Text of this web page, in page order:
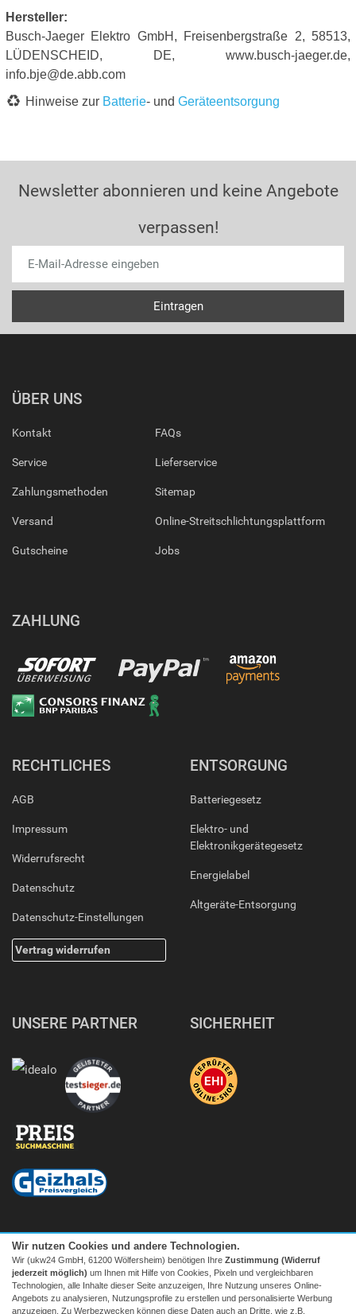
Hersteller:
Busch-Jaeger Elektro GmbH, Freisenbergstraße 2, 58513,
LÜDENSCHEID, DE, www.busch-jaeger.de,
info.bje@de.abb.com
Hinweise zur Batterie- und Geräteentsorgung
Newsletter abonnieren und keine Angebote
verpassen!
ÜBER UNS
Kontakt
Service
Zahlungsmethoden
Versand
Gutscheine
FAQs
Lieferservice
Sitemap
Online-Streitschlichtungsplattform
Jobs
ZAHLUNG
RECHTLICHES
AGB
Impressum
Widerrufsrecht
Datenschutz
Datenschutz-Einstellungen
Vertrag widerrufen
ENTSORGUNG
Batteriegesetz
Elektro- und
Elektronikgerätegesetz
Energielabel
Altgeräte-Entsorgung
UNSERE PARTNER SICHERHEIT
Wir nutzen Cookies und andere Technologien.
Wir (ukw24 GmbH, 61200 Wölfersheim) benötigen Ihre Zustimmung (Widerruf
jederzeit möglich) um Ihnen mit Hilfe von Cookies, Pixeln und vergleichbaren
Technologien, alle Inhalte dieser Seite anzuzeigen, Ihre Nutzung unseres Online-
Angebots zu analysieren, Nutzungsprofile zu erstellen und personalisierte Werbung
anzuzeigen. Zu Werbezwecken können diese Daten auch an Dritte, wie z.B.